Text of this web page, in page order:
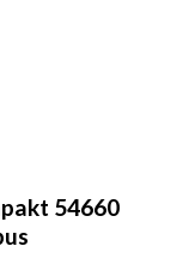
54660